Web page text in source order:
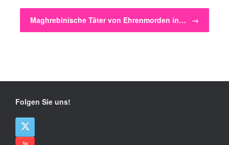
Maghrebinische Täter von Ehrenmorden in… →
Folgen Sie uns!